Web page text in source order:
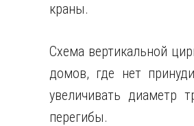
краны.
Схема вертикальной
домов, где нет
увеличивать диаметр
перегибы.